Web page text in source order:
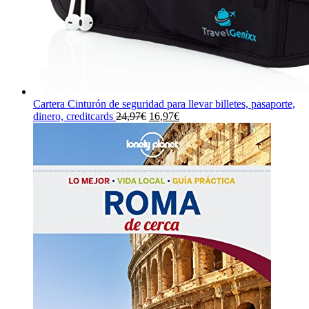
Cartera Cinturón de seguridad para llevar billetes, pasaporte,
dinero, creditcards 24,97€ El
precio
original
era:
24,97€.
16,97€El
precio
actual
es:
16,97€.